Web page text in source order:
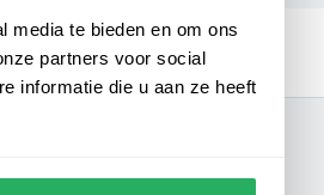
media te bieden en om ons
partners voor social
informatie die u aan ze heeft
van de locatie en